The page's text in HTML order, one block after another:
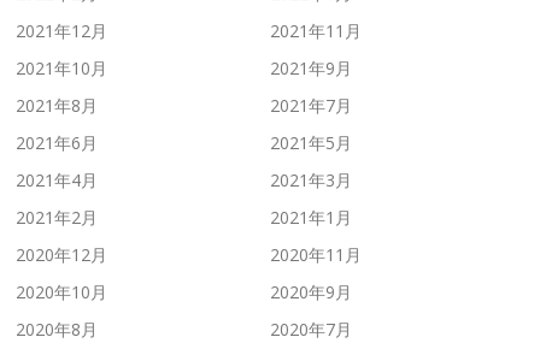
2021年12月
2021年11月
2021年10月
2021年9月
2021年8月
2021年7月
2021年6月
2021年5月
2021年4月
2021年3月
2021年2月
2021年1月
2020年12月
2020年11月
2020年10月
2020年9月
2020年8月
2020年7月